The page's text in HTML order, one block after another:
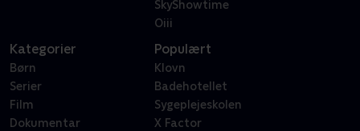
SkyShowtime
Oiii
Kategorier
Børn
Serier
Film
Dokumentar
Populært
Klovn
Badehotellet
Sygeplejeskolen
X Factor